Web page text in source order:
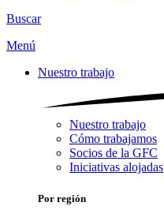
Buscar
Menú
Nuestro trabajo
Nuestro trabajo
Cómo trabajamos
Socios de la GFC
Iniciativas alojadas
Por región